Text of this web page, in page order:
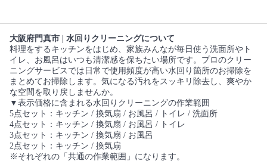
大阪府門真市 | 水回りクリーニングについて
料理をするキッチンをはじめ、家族みんなが毎日使う洗面所やト
イレ、お風呂はいつも清潔感を保ちたい場所です。プロのクリー
ニングサービスでは日常で使用頻度が高い水回り箇所のお掃除を
まとめてお掃除します。気になる汚れをスッキリ除去し、爽やか
な空間を取り戻しませんか。
▼表示価格に含まれる水回りクリーニングの作業範囲
5点セット：キッチン / 換気扇 / お風呂 / トイレ / 洗面所
4点セット：キッチン / 換気扇 / お風呂 / トイレ
3点セット：キッチン / 換気扇 / お風呂
2点セット：キッチン / 換気扇
※それぞれの「共通の作業範囲」になります。